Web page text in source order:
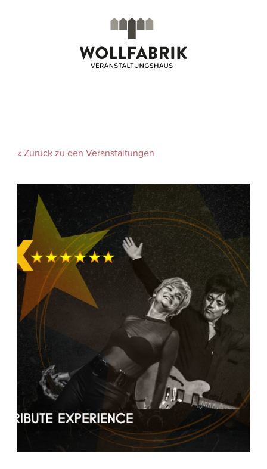
« Zurück zu den Veranstaltungen